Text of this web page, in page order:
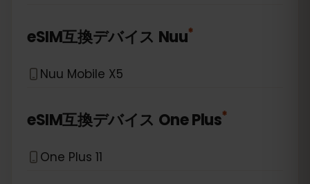
eSIM互換デバイス Nuu*
Nuu Mobile X5
eSIM互換デバイス One Plus*
One Plus 11